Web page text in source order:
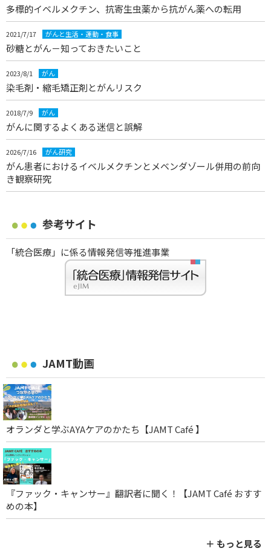
多標的イベルメクチン、抗寄生虫薬から抗がん薬への転用
2021/7/17 がんと生活・運動・食事
砂糖とがん－知っておきたいこと
2023/8/1 がん
染毛剤・縮毛矯正剤とがんリスク
2018/7/9 がん
がんに関するよくある迷信と誤解
2026/7/16 がん研究
がん患者におけるイベルメクチンとメベンダゾール併用の前向
き観察研究
参考サイト
「統合医療」に係る情報発信等推進事業
JAMT動画
オランダと学ぶAYAケアのかたち【JAMT Café 】
『ファック・キャンサー』翻訳者に聞く！【JAMT Café おすす
めの本】
＋ もっと見る